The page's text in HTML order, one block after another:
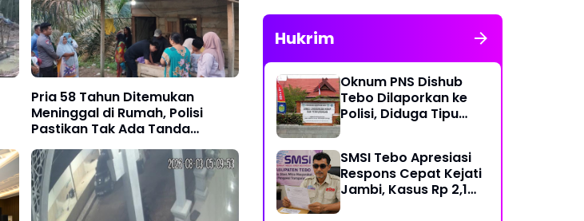
Pria 58 Tahun Ditemukan
Meninggal di Rumah, Polisi
Pastikan Tak Ada Tanda
Kekerasan
Hukrim
Oknum PNS Dishub
Tebo Dilaporkan ke
Polisi, Diduga Tipu
Kerja
SMSI Tebo Apresiasi
Respons Cepat Kejati
Jambi, Kasus Rp 2,1